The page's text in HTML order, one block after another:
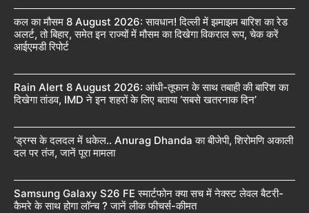
कल का मौसम 8 August 2026: सावधान! दिल्ली में झमाझम बारिश का रेड
अलर्ट, तो बिहार, समेत इन राज्यों में मौसम का दिखेगा विकराल रूप, चेक करें
आईएमडी रिपोर्ट
Rain Alert 8 August 2026: आंधी-तूफान के साथ तबाही की बारिश का
दिखेगा तांडव, IMD ने इन शहरों के लिए बताया ‘सबसे खतरनाक दिन’
‘ड्रग्स के दलदल में धकेल.. Anurag Dhanda का बीजेपी, शिरोमणि अकाली
दल पर तंज, जानें पूरा मामला
Samsung Galaxy S26 FE स्मार्टफोन क्या सच में नेक्स्ट लेवल बैटरी-
कैमरे के साथ होगा लॉन्च ? जानें लीक फीचर्स-कीमत